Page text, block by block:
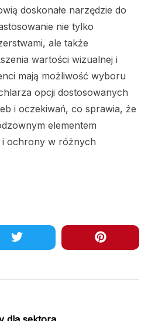
doskonałe narzędzie do
nie tylko
ale także
wartości wizualnej i
mają możliwość wyboru
opcji dostosowanych
i oczekiwań, co sprawia, że
elementem
i ochrony w różnych